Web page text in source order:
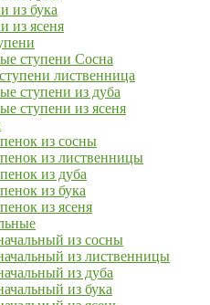
из бука
из ясеня
ступени Сосна
лиственница
ступени из дуба
ступени из ясеня
из сосны
из лиственницы
из дуба
из бука
из ясеня
из сосны
из лиственницы
из дуба
из бука